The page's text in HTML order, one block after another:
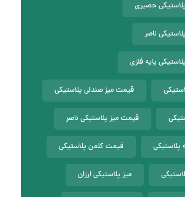
حصیری
ناصر
پایه فلزی
قیمت میز صندلی پلاستیکی
قیمت میز پلاستیکی ناصر
پلاستیکی قیمت کلمن پلاستیکی
میز پلاستیکی ارزان